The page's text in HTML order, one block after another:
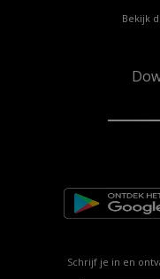
Bekijk
Schrijf je in en